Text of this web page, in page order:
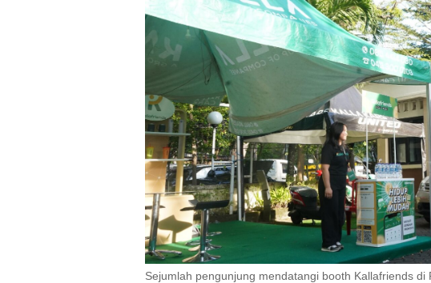
Sejumlah pengunjung mendatangi booth Kallafriends